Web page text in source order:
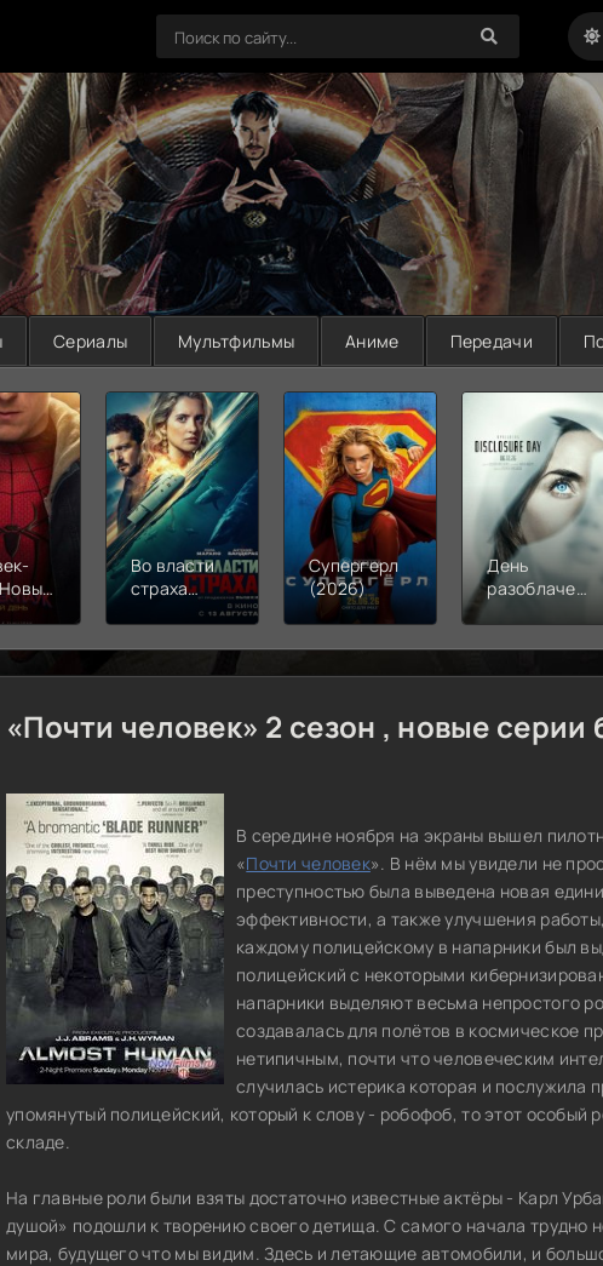
Сериалы Мультфильмы Аниме Передачи
Во власти
страха
Супергерл
(2026)
День
разоблачения
«Почти человек» 2 сезон , новые серии
В середине ноября на экраны вышел
«Почти человек». В нём мы увидели не
преступностью была выведена новая
эффективности, а также улучшения
каждому полицейскому в напарники был
полицейский с некоторыми
напарники выделяют весьма непростого
создавалась для полётов в космическое
нетипичным, почти что человеческим
случилась истерика которая и послужила
упомянутый полицейский, который к слову - робофоб, то этот особый
складе.
На главные роли были взяты достаточно известные актёры - Карл
душой» подошли к творению своего детища. С самого начала трудно
мира, будущего что мы видим. Здесь и летающие автомобили, и